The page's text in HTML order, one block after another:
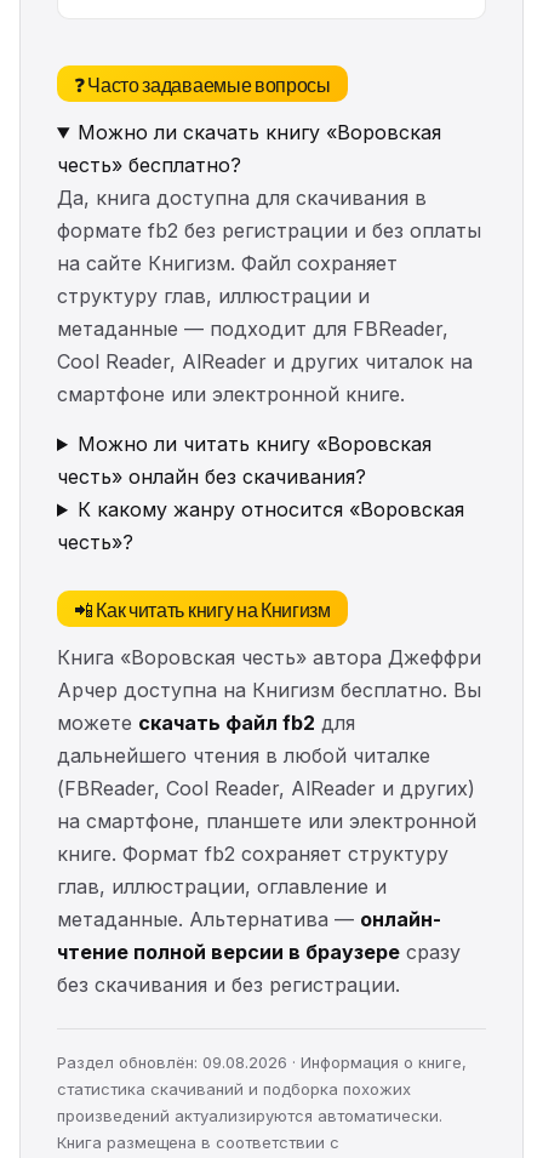
❓ Часто задаваемые вопросы
Можно ли скачать книгу «Воровская
честь» бесплатно?
Да, книга доступна для скачивания в
формате fb2 без регистрации и без оплаты
на сайте Книгизм. Файл сохраняет
структуру глав, иллюстрации и
метаданные — подходит для FBReader,
Cool Reader, AlReader и других читалок на
смартфоне или электронной книге.
Можно ли читать книгу «Воровская
честь» онлайн без скачивания?
К какому жанру относится «Воровская
честь»?
📲 Как читать книгу на Книгизм
Книга «Воровская честь» автора Джеффри
Арчер доступна на Книгизм бесплатно. Вы
можете скачать файл fb2 для
дальнейшего чтения в любой читалке
(FBReader, Cool Reader, AlReader и других)
на смартфоне, планшете или электронной
книге. Формат fb2 сохраняет структуру
глав, иллюстрации, оглавление и
метаданные. Альтернатива — онлайн-
чтение полной версии в браузере сразу
без скачивания и без регистрации.
Раздел обновлён: 09.08.2026 · Информация о книге,
статистика скачиваний и подборка похожих
произведений актуализируются автоматически.
Книга размещена в соответствии с